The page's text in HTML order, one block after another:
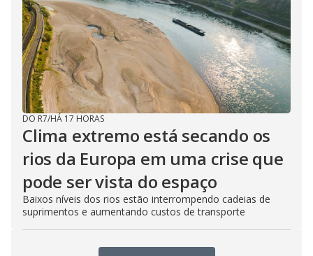
DO R7/HÁ 17 HORAS
Clima extremo está secando os
rios da Europa em uma crise que
pode ser vista do espaço
Baixos níveis dos rios estão interrompendo cadeias de
suprimentos e aumentando custos de transporte